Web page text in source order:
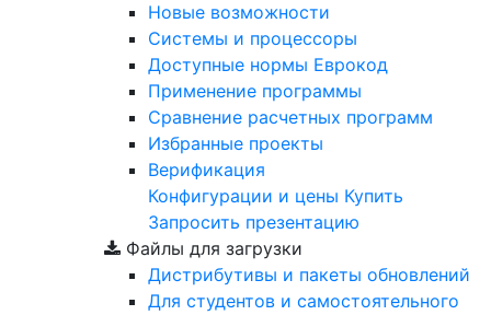
Новые возможности
Cистемы и процессоры
Доступные нормы Еврокод
Применение программы
Сравнение расчетных программ
Избранные проекты
Верификация
Конфигурации и цены Купить
Запросить презентацию
Файлы для загрузки
Дистрибутивы и пакеты обновлений
Для студентов и самостоятельного